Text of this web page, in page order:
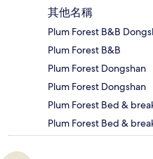
其他名稱
Plum Forest B&B
Plum Forest B&B
Plum Forest Dongshan
Plum Forest Dongshan
Plum Forest Bed &
Plum Forest Bed &